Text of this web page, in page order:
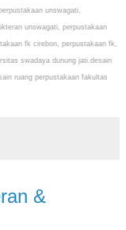
unswagati,
unswagati, perpustakaan
fk cirebon, perpustakaan fk,
swadaya dunung jati.desain
ruang perpustakaan fakultas
&